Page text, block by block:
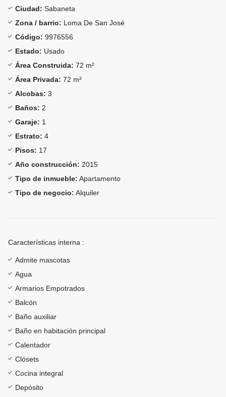
Ciudad: Sabaneta
Zona / barrio: Loma De San José
Código: 9976556
Estado: Usado
Área Construida: 72 m²
Área Privada: 72 m²
Alcobas: 3
Baños: 2
Garaje: 1
Estrato: 4
Pisos: 17
Año construcción: 2015
Tipo de inmueble: Apartamento
Tipo de negocio: Alquiler
Características interna :
Admite mascotas
Agua
Armarios Empotrados
Balcón
Baño auxiliar
Baño en habitación principal
Calentador
Clósets
Cocina integral
Depósito